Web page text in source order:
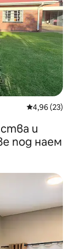
Средна
4,96 (23)
и
под наем